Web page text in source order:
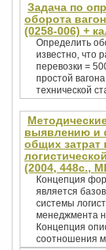
Задача по
оборота
(0258-006) +
Определить
известно, что
перевозки =
простой
технической
выявлению и
общих затрат
(2004, 448с.,
Концепция
является
системы
менеджмента
Концепция
соотношения